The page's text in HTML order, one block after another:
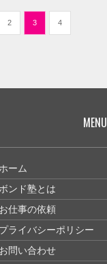
2 3 4
MENU
ホーム
ボンド塾とは
お仕事の依頼
プライバシーポリシー
お問い合わせ